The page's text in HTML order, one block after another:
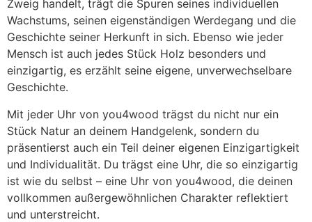
Zweig handelt, trägt die Spuren seines individuellen
Wachstums, seinen eigenständigen Werdegang und die
Geschichte seiner Herkunft in sich. Ebenso wie jeder
Mensch ist auch jedes Stück Holz besonders und
einzigartig, es erzählt seine eigene, unverwechselbare
Geschichte.
Mit jeder Uhr von you4wood trägst du nicht nur ein
Stück Natur an deinem Handgelenk, sondern du
präsentierst auch ein Teil deiner eigenen Einzigartigkeit
und Individualität. Du trägst eine Uhr, die so einzigartig
ist wie du selbst – eine Uhr von you4wood, die deinen
vollkommen außergewöhnlichen Charakter reflektiert
und unterstreicht.